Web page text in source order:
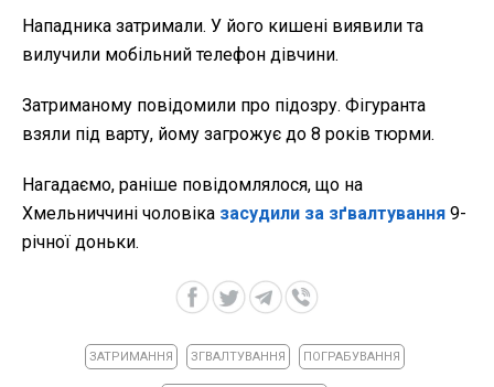
Нападника затримали. У його кишені виявили та
вилучили мобільний телефон дівчини.
Затриманому повідомили про підозру. Фігуранта
взяли під варту, йому загрожує до 8 років тюрми.
Нагадаємо, раніше повідомлялося, що на
Хмельниччині чоловіка засудили за зґвалтування 9-
річної доньки.
ЗАТРИМАННЯ ЗГВАЛТУВАННЯ ПОГРАБУВАННЯ